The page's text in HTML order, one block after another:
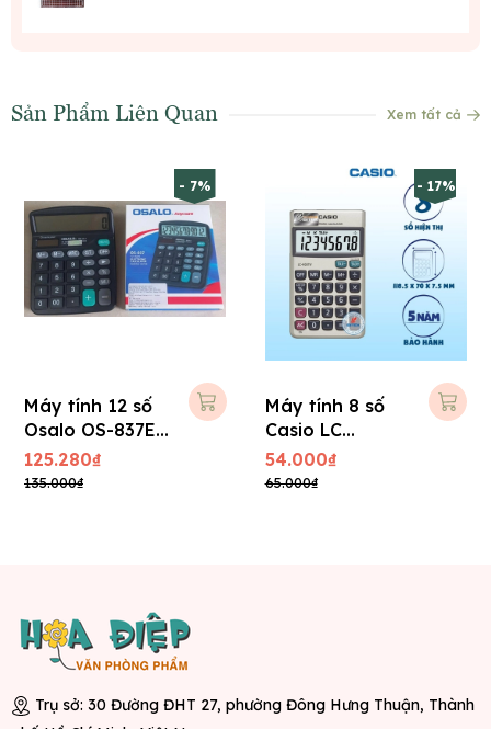
Sản Phẩm Liên Quan Xem tất cả
- 7%
Máy tính 12 số
Osalo OS-837E (
BH 1 năm )
125.280₫
135.000₫
- 17%
Máy tính 8 số
Casio LC
403TV-w
54.000₫
65.000₫
Trụ sở: 30 Đường ĐHT 27, phường Đông Hưng Thuận, Thành